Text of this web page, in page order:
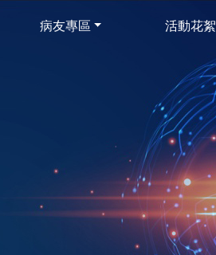
病友專區 活動花絮